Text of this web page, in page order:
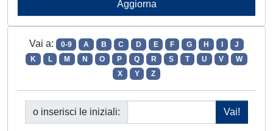
Vai a: 0-9 A B C D E F G H
J
K
L M N O P Q R S T U V
W
X
Y Z
o inserisci le iniziali: